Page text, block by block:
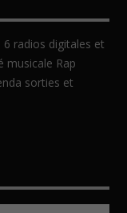
6 radios digitales et
musicale Rap
sorties et